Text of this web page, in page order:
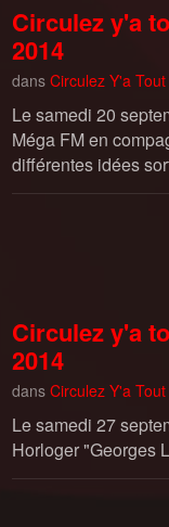
Circulez y'a
2014
dans Circulez Y'a
Le samedi 20
Méga FM en
différentes idées
Circulez y'a
2014
dans Circulez Y'a
Le samedi 27
Horloger "Georges